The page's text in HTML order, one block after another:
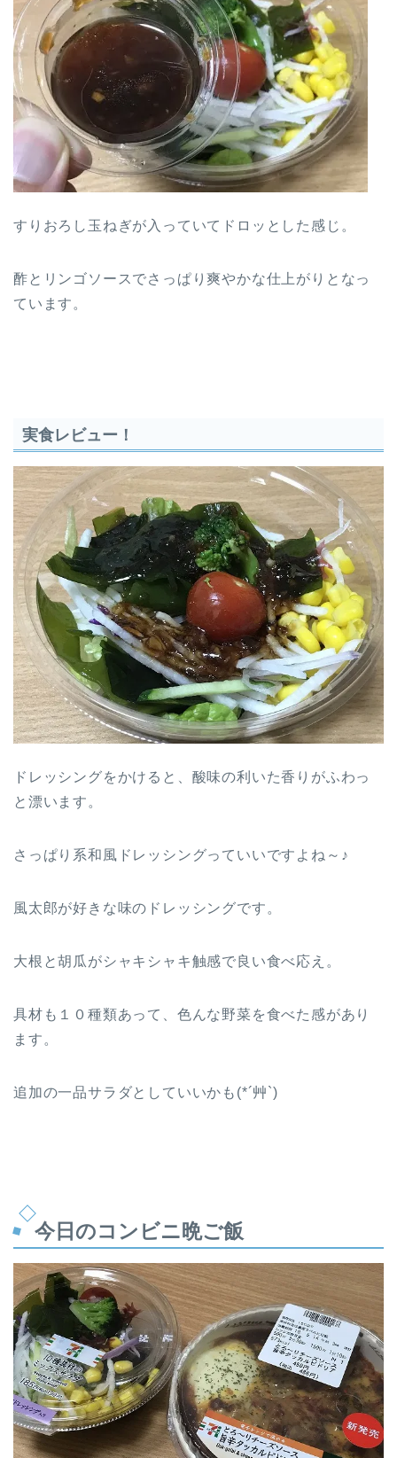
すりおろし玉ねぎが入っていてドロッとした感じ。
酢とリンゴソースでさっぱり爽やかな仕上がりとなっ
ています。
実食レビュー！
ドレッシングをかけると、酸味の利いた香りがふわっ
と漂います。
さっぱり系和風ドレッシングっていいですよね～♪
風太郎が好きな味のドレッシングです。
大根と胡瓜がシャキシャキ触感で良い食べ応え。
具材も１０種類あって、色んな野菜を食べた感があり
ます。
追加の一品サラダとしていいかも(*´艸`)
今日のコンビニ晩ご飯